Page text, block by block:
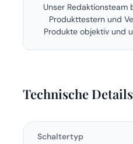
Unser
Produkttestern und
Produkte objektiv und
Technische Details
Schaltertyp